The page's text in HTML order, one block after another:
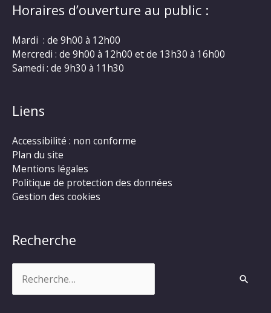
Horaires d’ouverture au public :
Mardi : de 9h00 à 12h00
Mercredi : de 9h00 à 12h00 et de 13h30 à 16h00
Samedi : de 9h30 à 11h30
Liens
Accessibilité : non conforme
Plan du site
Mentions légales
Politique de protection des données
Gestion des cookies
Recherche